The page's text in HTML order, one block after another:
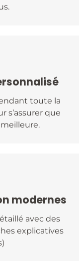
toute la
s’assurer que
modernes
avec des
explicatives